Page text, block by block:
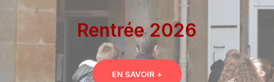
Rentrée 2026
EN SAVOIR +